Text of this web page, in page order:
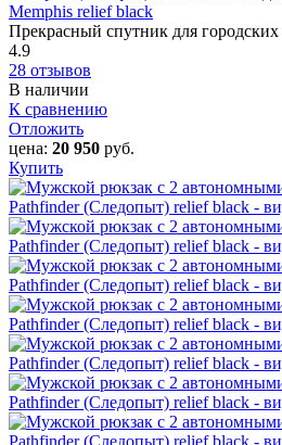
Memphis relief black
Прекрасный спутник для
4.9
28 отзывов
В наличии
К сравнению
Отложить
цена: 20 950 руб.
Купить